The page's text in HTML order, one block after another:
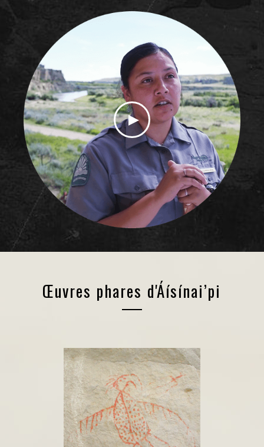
Œuvres phares d'Áísínai’pi